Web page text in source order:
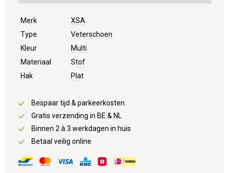
Merk
XSA
Type
Veterschoen
Kleur
Multi
Materiaal
Stof
Hak
Plat
Bespaar tijd & parkeerkosten
Gratis verzending in BE & NL
Binnen 2 à 3 werkdagen in huis
Betaal veilig online